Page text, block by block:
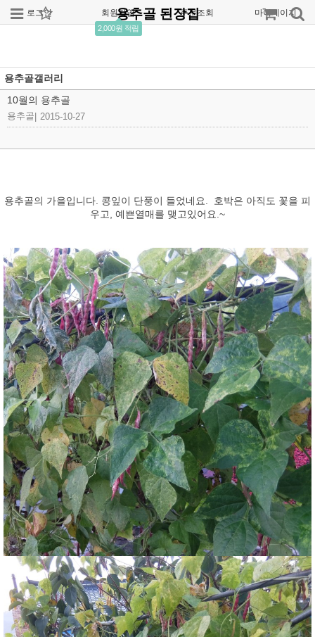
로그인 회원가입
2,000원 적립
주문조회 마이페이지
용추골 된장집
용추골갤러리
10월의 용추골
용추골 2015-10-27
용추골의 가을입니다. 콩잎이 단풍이 들었네요. 호박은 아직도 꽃을 피
우고, 예쁜열매를 맺고있어요.~